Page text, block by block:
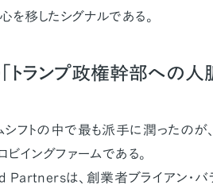
移したシグナルである。
トランプ政権幹部への人脈
フトの中で最も派手に潤ったのが
ビイングファームである。
は、創業者ブライアン・バラ